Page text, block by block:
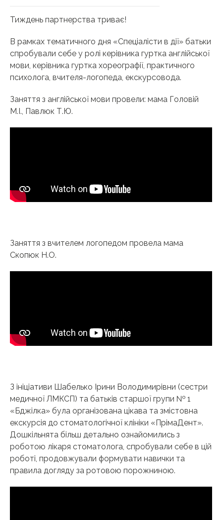
Тиждень партнерства триває!
В рамках тематичного дня «Спеціалісти в дії» батьки
спробували себе у ролі керівника гуртка англійської
мови, керівника гуртка хореографії, практичного
психолога, вчителя-логопеда, екскурсовода.
Заняття з англійської мови провели: мама Головій
М.І., Павлюк Т.Ю.
Заняття з вчителем логопедом провела мама
Скопюк Н.О.
З ініціативи Шабелько Ірини Володимирівни (сестри
медичної ЛМКСП) та батьків старшої групи № 1
«Бджілка» була організована цікава та змістовна
екскурсія до стоматологічної клініки «ПрімаДент».
Дошкільнята більш детально ознайомились з
роботою лікаря стоматолога, спробували себе в цій
роботі, продовжували формувати навички та
правила догляду за ротовою порожниною.